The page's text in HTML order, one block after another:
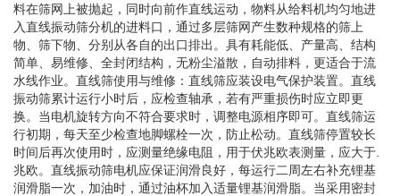
料在筛网上被抛起，同时向前作直线运动，物料从给料机均匀地进
入直线振动筛分机的进料口，通过多层筛网产生数种规格的筛上
物、筛下物、分别从各自的出口排出。具有耗能低、产量高、结构
简单、易维修、全封闭结构，无粉尘溢散，自动排料，更适合于流
水线作业。直线筛使用与维修：直线筛应装设电气保护装置。直线
振动筛累计运行小时后，应检查轴承，若有严重损伤时应立即更
换。当电机旋转方向不符合要求时，调整电源相序即可。直线筛运
行初期，每天至少检查地脚螺栓一次，防止松动。直线筛停置较长
时间后再次使用时，应测量绝缘电阻，用于伏兆欧表测量，应大于.
兆欧。直线振动筛电机应保证润滑良好，每运行二周左右补充锂基
润滑脂一次，加油时，通过油杯加入适量锂基润滑脂。当采用密封